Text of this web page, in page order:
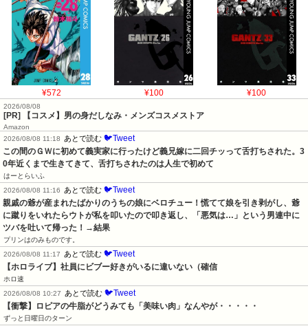
¥572 ¥100 ¥100
2026/08/08
[PR] 【コスメ】男の身だしなみ・メンズコスメストア
Amazon
2026/08/08 11:18
あとで読む 🐦Tweet
この間のＧＷに初めて義実家に行ったけど義兄嫁に二回チッって舌打ちされた。3
0年近くまで生きてきて、舌打ちされたのは人生で初めて
はーとらいふ
2026/08/08 11:16
あとで読む 🐦Tweet
親戚の爺が産まれたばかりのうちの娘にベロチュー！慌てて娘を引き剥がし、爺
に蹴りをいれたらウトが私を叩いたので叩き返し、「悪気は…」という男連中に
ツバを吐いて帰った！→結果
プリンはのみものです。
2026/08/08 11:17
あとで読む 🐦Tweet
【ホロライブ】社員にビブー好きがいるに違いない（確信
ホロ速
2026/08/08 10:27
あとで読む 🐦Tweet
【衝撃】ロピアの牛脂がどうみても「美味い肉」なんやが・・・・・
ずっと日曜日のターン